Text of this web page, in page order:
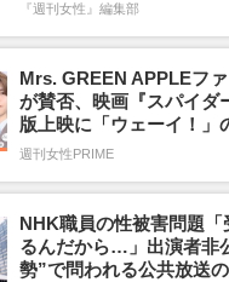
『週刊女性』編集部
Mrs. GREEN APPLEフ
が賛否、映画『スパイダ
版上映に「ウェーイ！」
週刊女性PRIME
NHK職員の性被害問題「
るんだから…」出演者非
勢”で問われる公共放送